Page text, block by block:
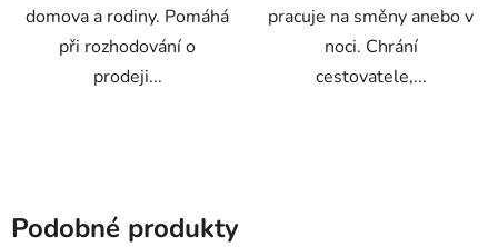
domova a rodiny. Pomáhá
při rozhodování o
prodeji...
pracuje na směny anebo v
noci. Chrání
cestovatele,...
Podobné produkty